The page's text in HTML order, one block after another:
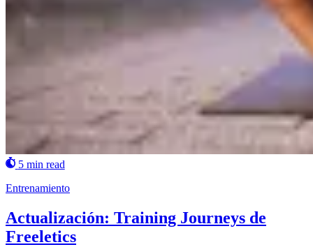
5 min read
Entrenamiento
Actualización: Training Journeys de
Freeletics